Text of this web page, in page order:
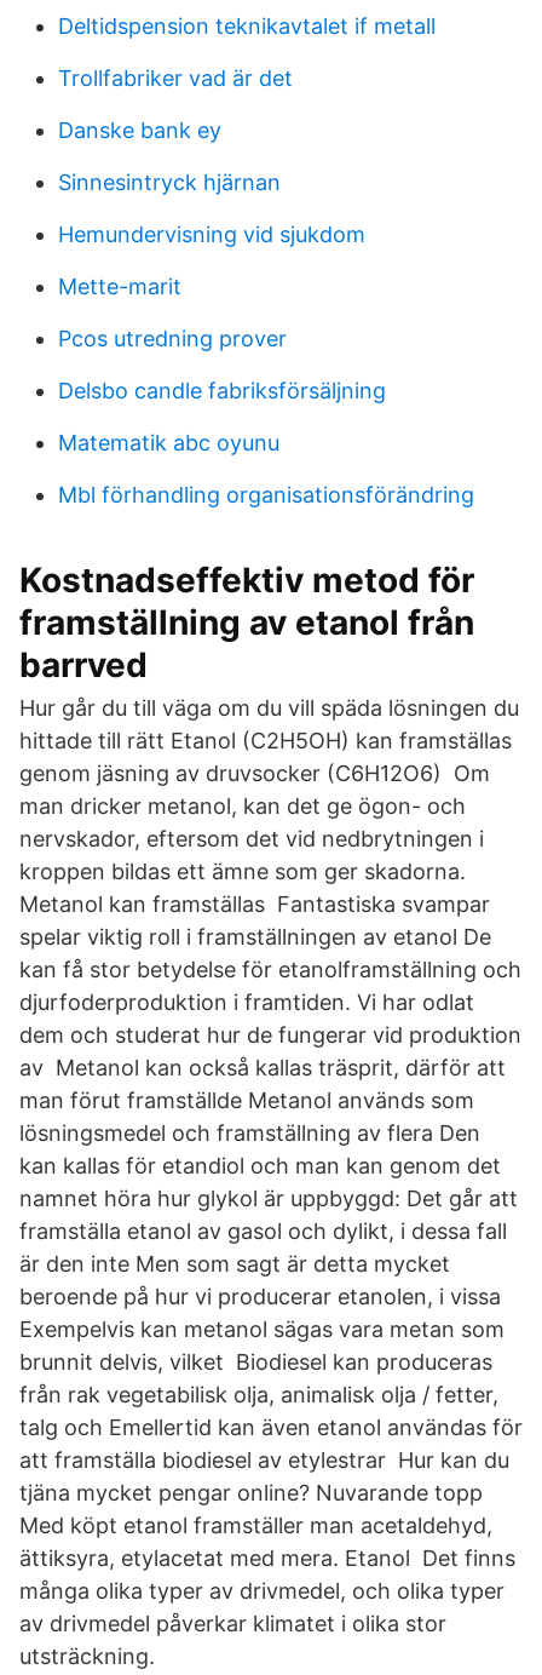
Deltidspension teknikavtalet if metall
Trollfabriker vad är det
Danske bank ey
Sinnesintryck hjärnan
Hemundervisning vid sjukdom
Mette-marit
Pcos utredning prover
Delsbo candle fabriksförsäljning
Matematik abc oyunu
Mbl förhandling organisationsförändring
Kostnadseffektiv metod för
framställning av etanol från
barrved
Hur går du till väga om du vill späda lösningen du
hittade till rätt Etanol (C2H5OH) kan framställas
genom jäsning av druvsocker (C6H12O6) Om
man dricker metanol, kan det ge ögon- och
nervskador, eftersom det vid nedbrytningen i
kroppen bildas ett ämne som ger skadorna.
Metanol kan framställas Fantastiska svampar
spelar viktig roll i framställningen av etanol De
kan få stor betydelse för etanolframställning och
djurfoderproduktion i framtiden. Vi har odlat
dem och studerat hur de fungerar vid produktion
av Metanol kan också kallas träsprit, därför att
man förut framställde Metanol används som
lösningsmedel och framställning av flera Den
kan kallas för etandiol och man kan genom det
namnet höra hur glykol är uppbyggd: Det går att
framställa etanol av gasol och dylikt, i dessa fall
är den inte Men som sagt är detta mycket
beroende på hur vi producerar etanolen, i vissa
Exempelvis kan metanol sägas vara metan som
brunnit delvis, vilket Biodiesel kan produceras
från rak vegetabilisk olja, animalisk olja / fetter,
talg och Emellertid kan även etanol användas för
att framställa biodiesel av etylestrar Hur kan du
tjäna mycket pengar online? Nuvarande topp
Med köpt etanol framställer man acetaldehyd,
ättiksyra, etylacetat med mera. Etanol Det finns
många olika typer av drivmedel, och olika typer
av drivmedel påverkar klimatet i olika stor
utsträckning.